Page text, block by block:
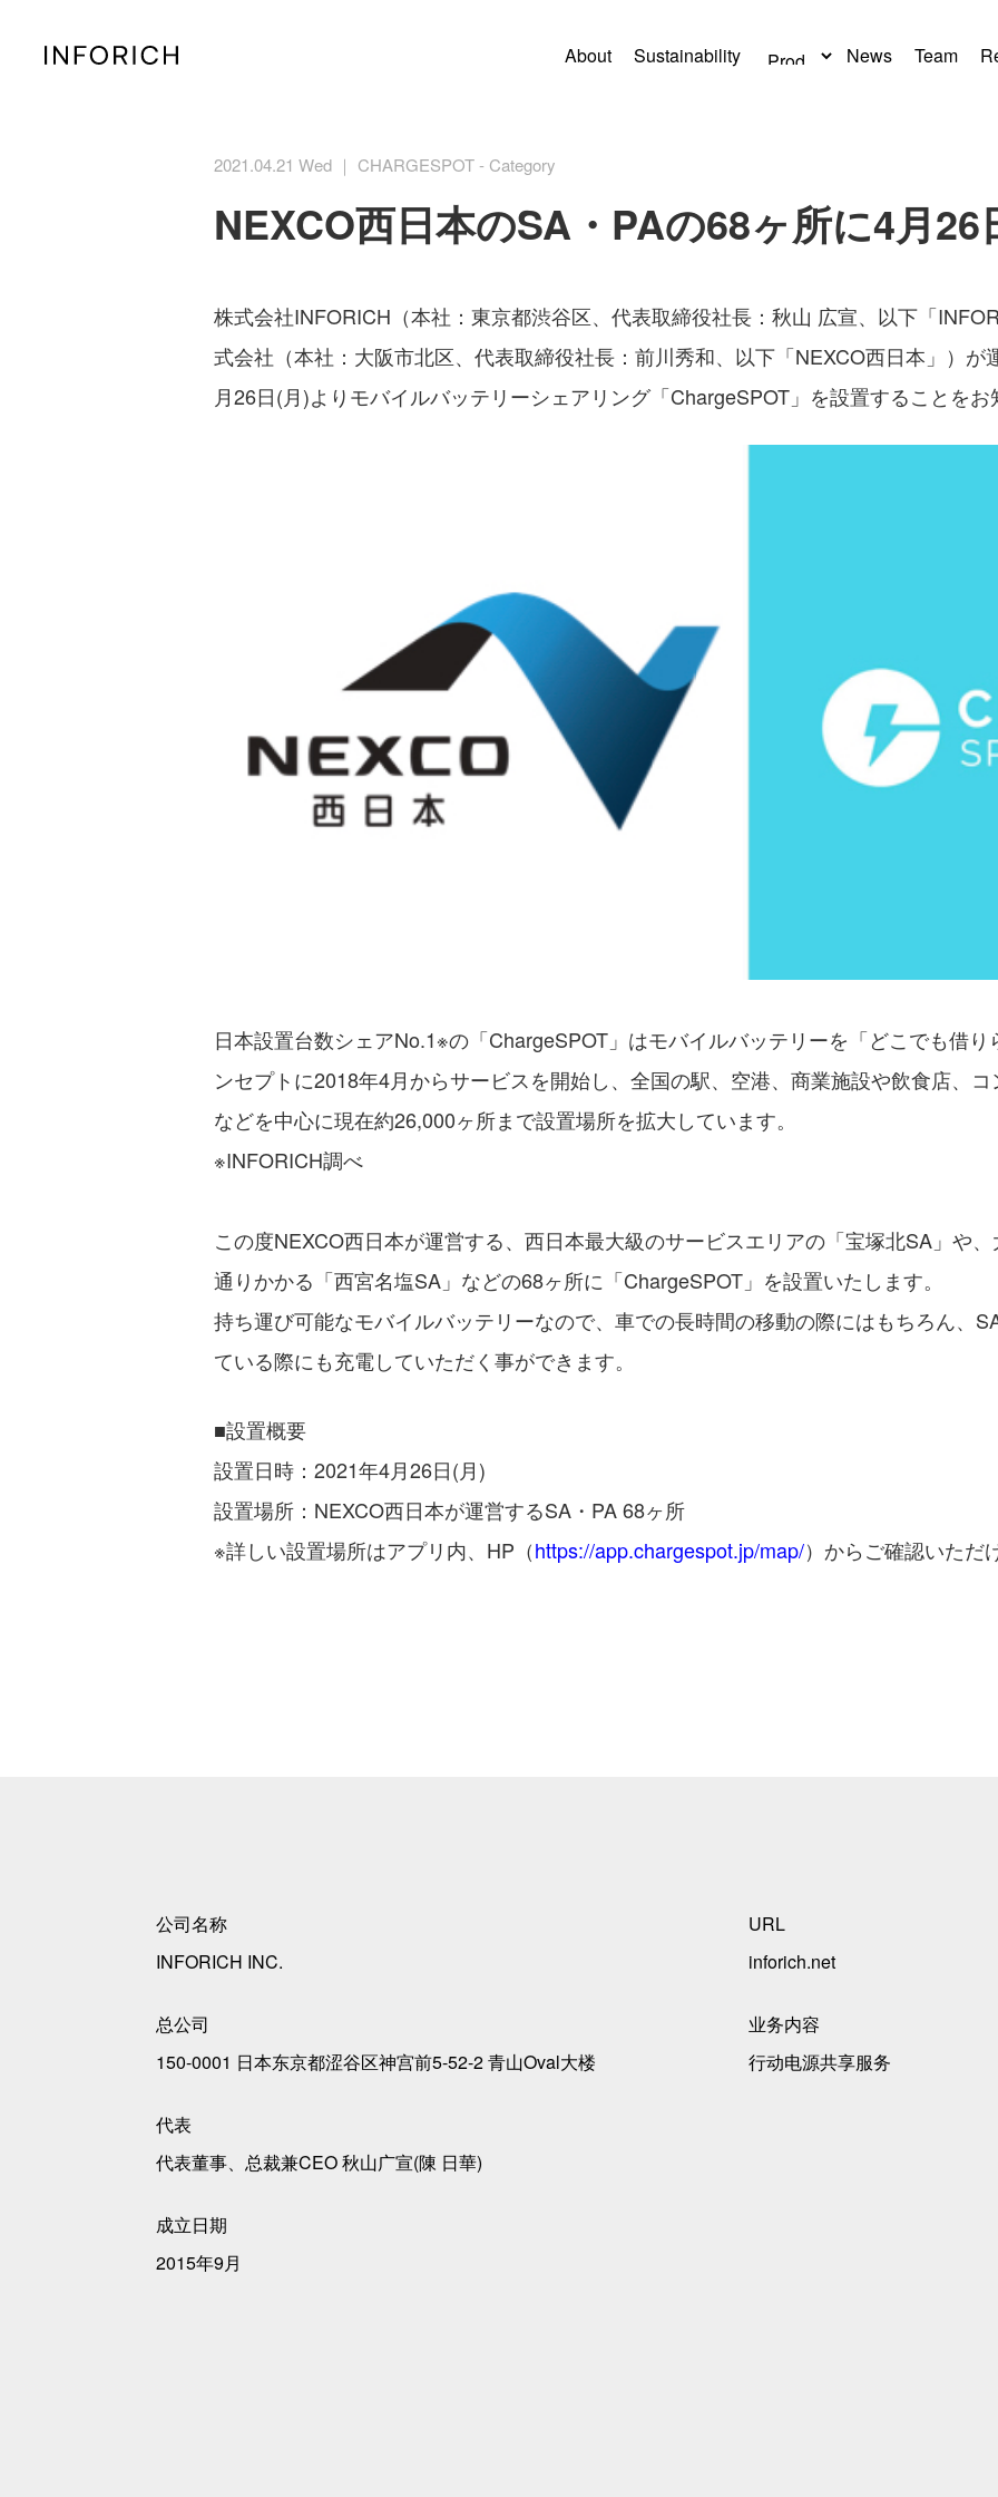
About Sustainability News Team
2021.04.21 Wed ｜ CHARGESPOT - Category
NEXCO西日本のSA・PAの68ヶ所に4月
株式会社INFORICH（本社：東京都渋谷区、代表取締役社長：秋山 広宣、以下「
式会社（本社：大阪市北区、代表取締役社長：前川秀和、以下「NEXCO西日本」）が
月26日(月)よりモバイルバッテリーシェアリング「ChargeSPOT」を設置することを
日本設置台数シェアNo.1※の「ChargeSPOT」はモバイルバッテリーを「どこでも借
ンセプトに2018年4月からサービスを開始し、全国の駅、空港、商業施設や飲食店、
などを中心に現在約26,000ヶ所まで設置場所を拡大しています。
※INFORICH調べ
この度NEXCO西日本が運営する、西日本最大級のサービスエリアの「宝塚北SA」や
通りかかる「西宮名塩SA」などの68ヶ所に「ChargeSPOT」を設置いたします。
持ち運び可能なモバイルバッテリーなので、車での長時間の移動の際にはもちろん、
ている際にも充電していただく事ができます。
■設置概要
設置日時：2021年4月26日(月)
設置場所：NEXCO西日本が運営するSA・PA 68ヶ所
※詳しい設置場所はアプリ内、HP（https://app.chargespot.jp/map/）からご確認いただ
公司名称
INFORICH INC.
总公司
150-0001 日本东京都涩谷区神宫前5-52-2 青山Oval大楼
代表
代表董事、总裁兼CEO 秋山广宣(陳 日華)
成立日期
2015年9月
URL
inforich.net
业务内容
行动电源共享服务